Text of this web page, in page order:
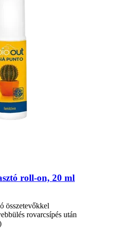
roll-​on, 20 ml
összetevőkkel
rovarcsípés után